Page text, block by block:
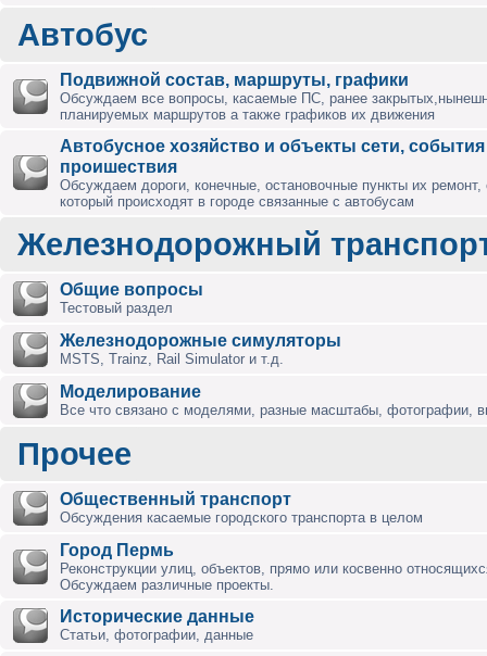
Автобус
Подвижной состав, маршруты, графики
Обсуждаем все вопросы, касаемые ПС, ранее
планируемых маршрутов а также графиков их движения
Автобусное хозяйство и объекты сети,
проишествия
Обсуждаем дороги, конечные, остановочные пункты их ремонт,
который происходят в городе связанные с автобусам
Железнодорожный
Общие вопросы
Тестовый раздел
Железнодорожные симуляторы
MSTS, Trainz, Rail Simulator и т.д.
Моделирование
Все что связано с моделями, разные масштабы, фотографии,
Прочее
Общественный транспорт
Обсуждения касаемые городского транспорта в целом
Город Пермь
Реконструкции улиц, объектов, прямо или косвенно
Обсуждаем различные проекты.
Исторические данные
Статьи, фотографии, данные